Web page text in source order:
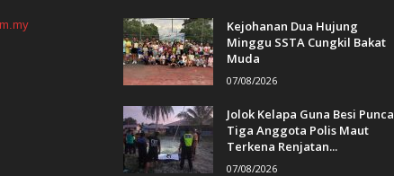
Kejohanan Dua Hujung
Minggu SSTA Cungkil Bakat
Muda
07/08/2026
Jolok Kelapa Guna Besi Punca
Tiga Anggota Polis Maut
Terkena Renjatan...
07/08/2026